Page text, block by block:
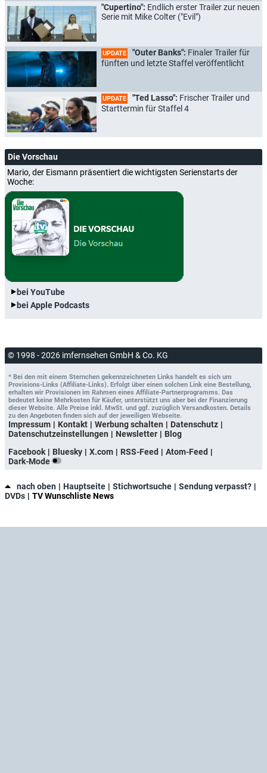
"Cupertino": Endlich erster Trailer zur neuen
Serie mit Mike Colter ("Evil")
UPDATE "Outer Banks": Finaler Trailer für
fünften und letzte Staffel veröffentlicht
UPDATE "Ted Lasso": Frischer Trailer und
Starttermin für Staffel 4
Die Vorschau
Mario, der Eismann präsentiert die wichtigsten Serienstarts der
Woche:
bei YouTube
bei Apple Podcasts
© 1998 - 2026 imfernsehen GmbH & Co. KG
* Bei den mit einem Sternchen gekennzeichneten Links handelt es sich um
Provisions-Links (Affiliate-Links). Erfolgt über einen solchen Link eine Bestellung,
erhalten wir Provisionen im Rahmen eines Affiliate-Partnerprogramms. Das
bedeutet keine Mehrkosten für Käufer, unterstützt uns aber bei der Finanzierung
dieser Website. Alle Preise inkl. MwSt. und ggf. zuzüglich Versandkosten. Details
zu den Angeboten finden sich auf der jeweiligen Webseite.
Impressum Kontakt Werbung schalten
Datenschutz
Datenschutzeinstellungen
Newsletter
Blog
Facebook
Bluesky X.com RSS-Feed
Atom-Feed
Dark-Mode
nach oben Hauptseite Stichwortsuche
Sendung verpasst?
DVDs
TV Wunschliste News